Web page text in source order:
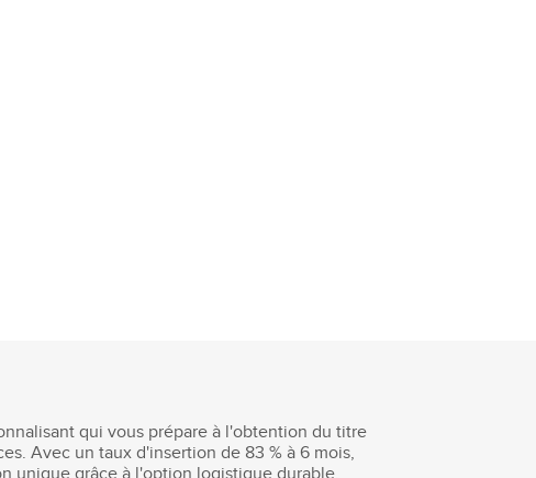
qui vous prépare à l'obtention du titre
Avec un taux d'insertion de 83 % à 6 mois,
unique grâce à l'option logistique durable.